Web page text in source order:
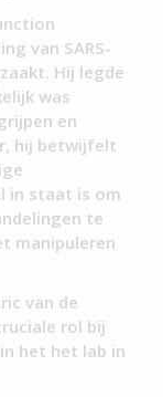
van SARS-
Hij legde
was
en
hij betwijfelt
in staat is om
te
manipuleren
van de
rol bij
het het lab in